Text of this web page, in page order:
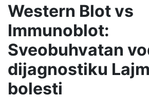
Western Blot vs
Immunoblot:
Sveobuhvatan
dijagnostiku
bolesti